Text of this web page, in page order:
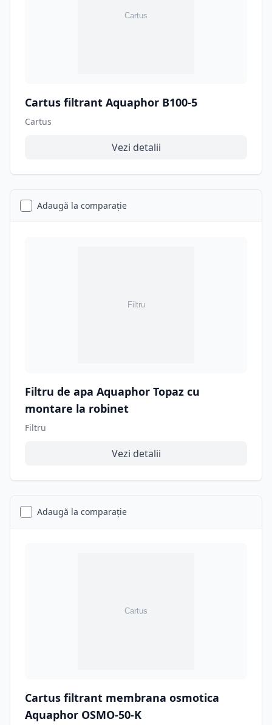
Cartus filtrant Aquaphor B100-5
Cartus
Vezi detalii
Adaugă la comparație
Filtru de apa Aquaphor Topaz cu
montare la robinet
Filtru
Vezi detalii
Adaugă la comparație
Cartus filtrant membrana osmotica
Aquaphor OSMO-50-K